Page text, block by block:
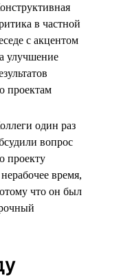
в частной
с акцентом
улучшение
проектам
один раз
вопрос
проекту
время,
что он был